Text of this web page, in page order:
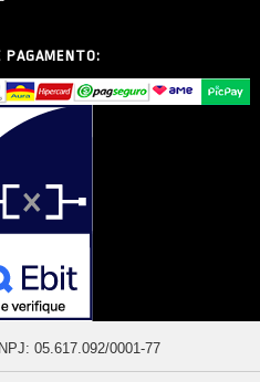
PAGAMENTO:
05.617.092/0001-77